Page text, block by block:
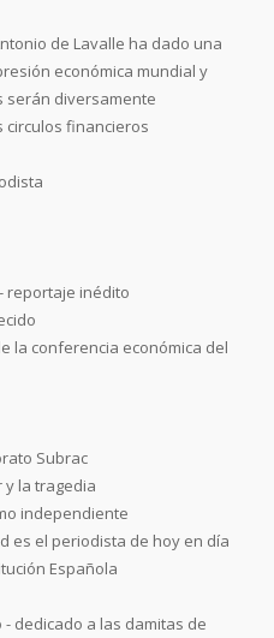
de Lavalle ha dado una
económica mundial y
serán diversamente
circulos financieros
reportaje inédito
la conferencia económica del
Subrac
y la tragedia
independiente
es el periodista de hoy en día
Española
dedicado a las damitas de